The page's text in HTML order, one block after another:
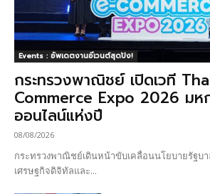
Events : อัพเดตงานอีเวนต์สุดปัง!
กระทรวงพาณิชย์ เปิดเวที
Commerce Expo 2026 มห
ออนไลน์แห่งปี
08/08/2026
กระทรวงพาณิชย์เดินหน้าขับเคลื่อนนโยบายรัฐบ
เศรษฐกิจดิจิทัลและ...